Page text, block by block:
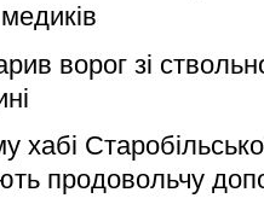
ворог зі
хабі
продовольчу